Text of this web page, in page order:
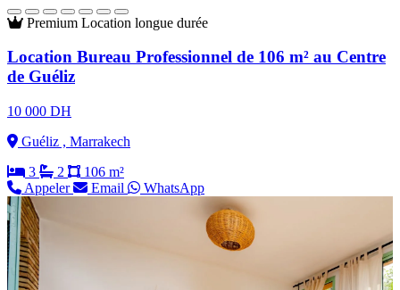
Premium Location longue durée
Location Bureau Professionnel de 106 m² au Centre
de Guéliz
10 000 DH
Guéliz , Marrakech
3
2
106 m²
Appeler
Email WhatsApp